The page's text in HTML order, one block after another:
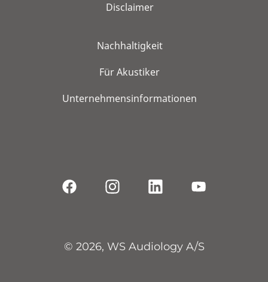
Disclaimer
Nachhaltigkeit
Für Akustiker
Unternehmensinformationen
© 2026, WS Audiology A/S